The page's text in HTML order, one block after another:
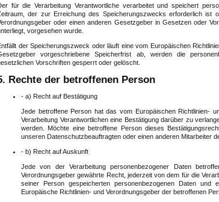
für die Verarbeitung Verantwortliche verarbeitet und speichert
der zur Erreichung des Speicherungszwecks erforderlich ist
oder einen anderen Gesetzgeber in Gesetzen oder
vorgesehen wurde.
der Speicherungszweck oder läuft eine vom Europäischen
vorgeschriebene Speicherfrist ab, werden die
Vorschriften gesperrt oder gelöscht.
Rechte der betroffenen Person
- a) Recht auf Bestätigung
Jede betroffene Person hat das vom Europäischen Richtlinien-
Verarbeitung Verantwortlichen eine Bestätigung darüber zu
werden. Möchte eine betroffene Person dieses
unseren Datenschutzbeauftragten oder einen anderen Mitarbeiter
- b) Recht auf Auskunft
Jede von der Verarbeitung personenbezogener Daten
Verordnungsgeber gewährte Recht, jederzeit von dem für die
seiner Person gespeicherten personenbezogenen Daten
Europäische Richtlinien- und Verordnungsgeber der betroffenen